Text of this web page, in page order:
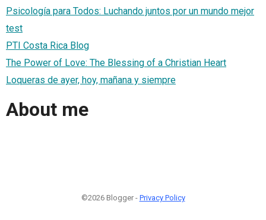
Psicología para Todos: Luchando juntos por un mundo mejor
test
PTI Costa Rica Blog
The Power of Love: The Blessing of a Christian Heart
Loqueras de ayer, hoy, mañana y siempre
About me
©2026 Blogger - Privacy Policy